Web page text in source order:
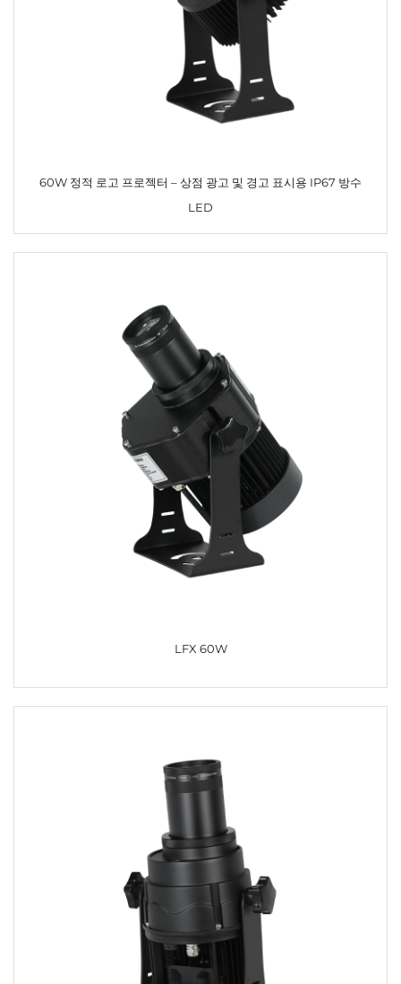
60W 정적 로고 프로젝터 – 상점 광고 및 경고 표시용 IP67 방수
LED
LFX 60W